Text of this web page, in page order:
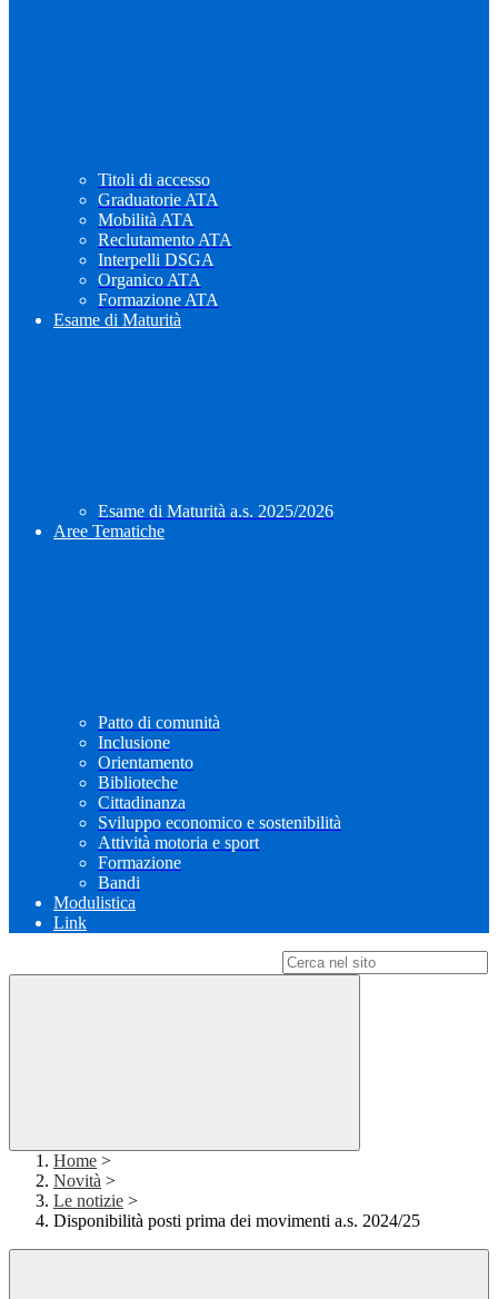
Titoli di accesso
Graduatorie ATA
Mobilità ATA
Reclutamento ATA
Interpelli DSGA
Organico ATA
Formazione ATA
Esame di Maturità
Esame di Maturità a.s. 2025/2026
Aree Tematiche
Patto di comunità
Inclusione
Orientamento
Biblioteche
Cittadinanza
Sviluppo economico e sostenibilità
Attività motoria e sport
Formazione
Bandi
Modulistica
Link
Home >
Novità >
Le notizie >
Disponibilità posti prima dei movimenti a.s. 2024/25